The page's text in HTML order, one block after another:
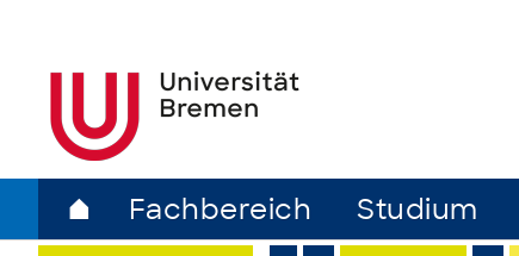
⌂ Fachbereich Studium